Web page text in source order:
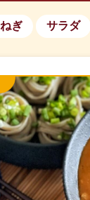
ねぎ サラダ